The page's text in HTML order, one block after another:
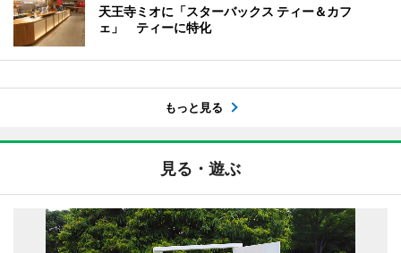
天王寺ミオに「スターバックス ティー＆カフ
ェ」 ティーに特化
もっと見る
見る・遊ぶ